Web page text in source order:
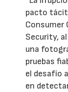
pacto
Consumer
Security,
una
pruebas
el desafío
en